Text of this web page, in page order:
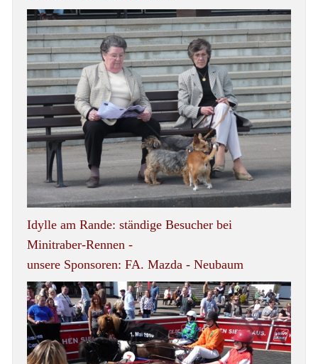
Idylle am Rande: ständige Besucher bei
Minitraber-Rennen -
unsere Sponsoren: FA. Mazda - Neubaum